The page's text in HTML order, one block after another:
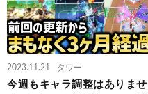
2023.11.21 タワー
今週もキャラ調整はありませ